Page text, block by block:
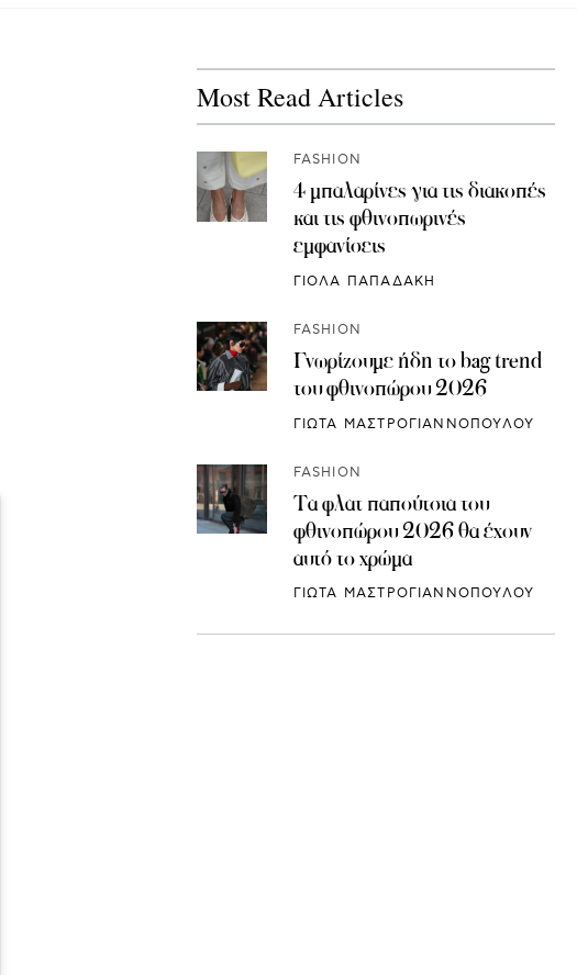
Most Read Articles
FASHION
4 μπαλαρίνες για τις διακοπές
και τις φθινοπωρινές
εμφανίσεις
ΓΙΟΛΑ ΠΑΠΑΔΑΚΗ
FASHION
Γνωρίζουμε ήδη το bag trend
του φθινοπώρου 2026
ΓΙΩΤΑ ΜΑΣΤΡΟΓΙΑΝΝΟΠΟΥΛΟΥ
FASHION
Τα φλατ παπούτσια του
φθινοπώρου 2026 θα έχουν
αυτό το χρώμα
ΓΙΩΤΑ ΜΑΣΤΡΟΓΙΑΝΝΟΠΟΥΛΟΥ